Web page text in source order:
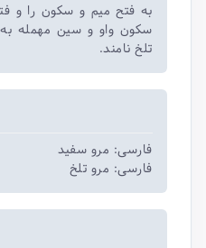
به فتح میم و سکون را و
سکون واو و سین مهمله
تلخ نامند.
فارسی: مرو سفید
فارسی: مرو تلخ